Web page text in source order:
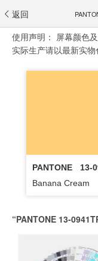
返回
使用声明： 屏幕颜色
实际生产请以最新实物
PANTONE
13-
Banana Cream
“PANTONE 13-